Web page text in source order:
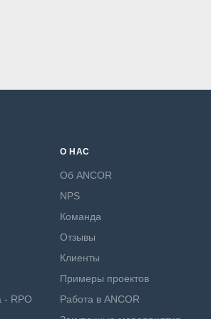
- RPO
О НАС
Об ANCOR
NPS
Команда
Отзывы
Клиенты
Примеры проектов
Работа в ANCOR